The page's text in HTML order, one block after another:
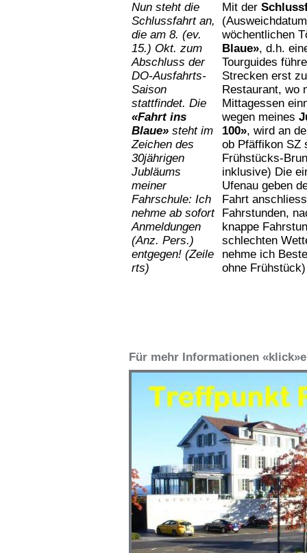
Nun steht die
Schlussfahrt an,
die am 8. (ev.
15.) Okt. zum
Abschluss der
DO-Ausfahrts-
Saison
stattfindet. Die
«Fahrt ins
Blaue» steht im
Zeichen des
30jährigen
Jubläums
meiner
Fahrschule: Ich
nehme ab sofort
Anmeldungen
(Anz. Pers.)
entgegen! (Zeile
rts)
Mit der
wöchentlichen
Blaue», d.h.
Tourguides
Strecken erst
Restaurant, wo
Mittagessen
wegen meines
100», wird an
ob Pfäffikon SZ
Frühstücks-
inklusive) Die
Ufenau geben
Fahrt
Fahrstunden,
knappe
schlechten
nehme ich
ohne
Für mehr Informationen